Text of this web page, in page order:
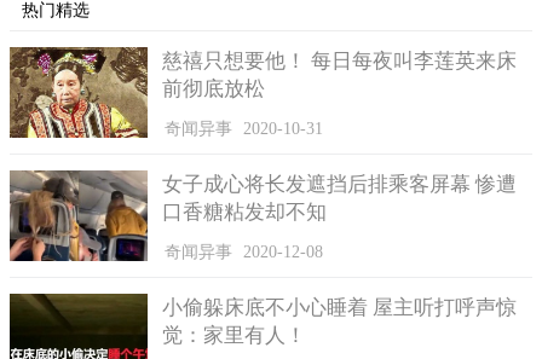
英、美国家，若人们不小心说不好的事情，就要立刻敲木头，并
且边敲边说knock on wood来转运。
MrYang说，在英、美国家，若人们不小心说不好的事情，像
头，并且边敲边说knock on wood，无论是木地板、木桌都可以，
借此来避免被厄运找上门。美国人还相信在路上看到黑猫的话，
好运全部会被黑猫吸走，相当不吉利，但对英国人而言，黑猫却
热门精选
慈禧只想要他！ 每日每夜叫李莲英来床
前彻底放松
奇闻异事 2020-10-31
女子成心将长发遮挡后排乘客屏幕 惨遭
口香糖粘发却不知
奇闻异事 2020-12-08
小偷躲床底不小心睡着 屋主听打呼声惊
觉：家里有人！